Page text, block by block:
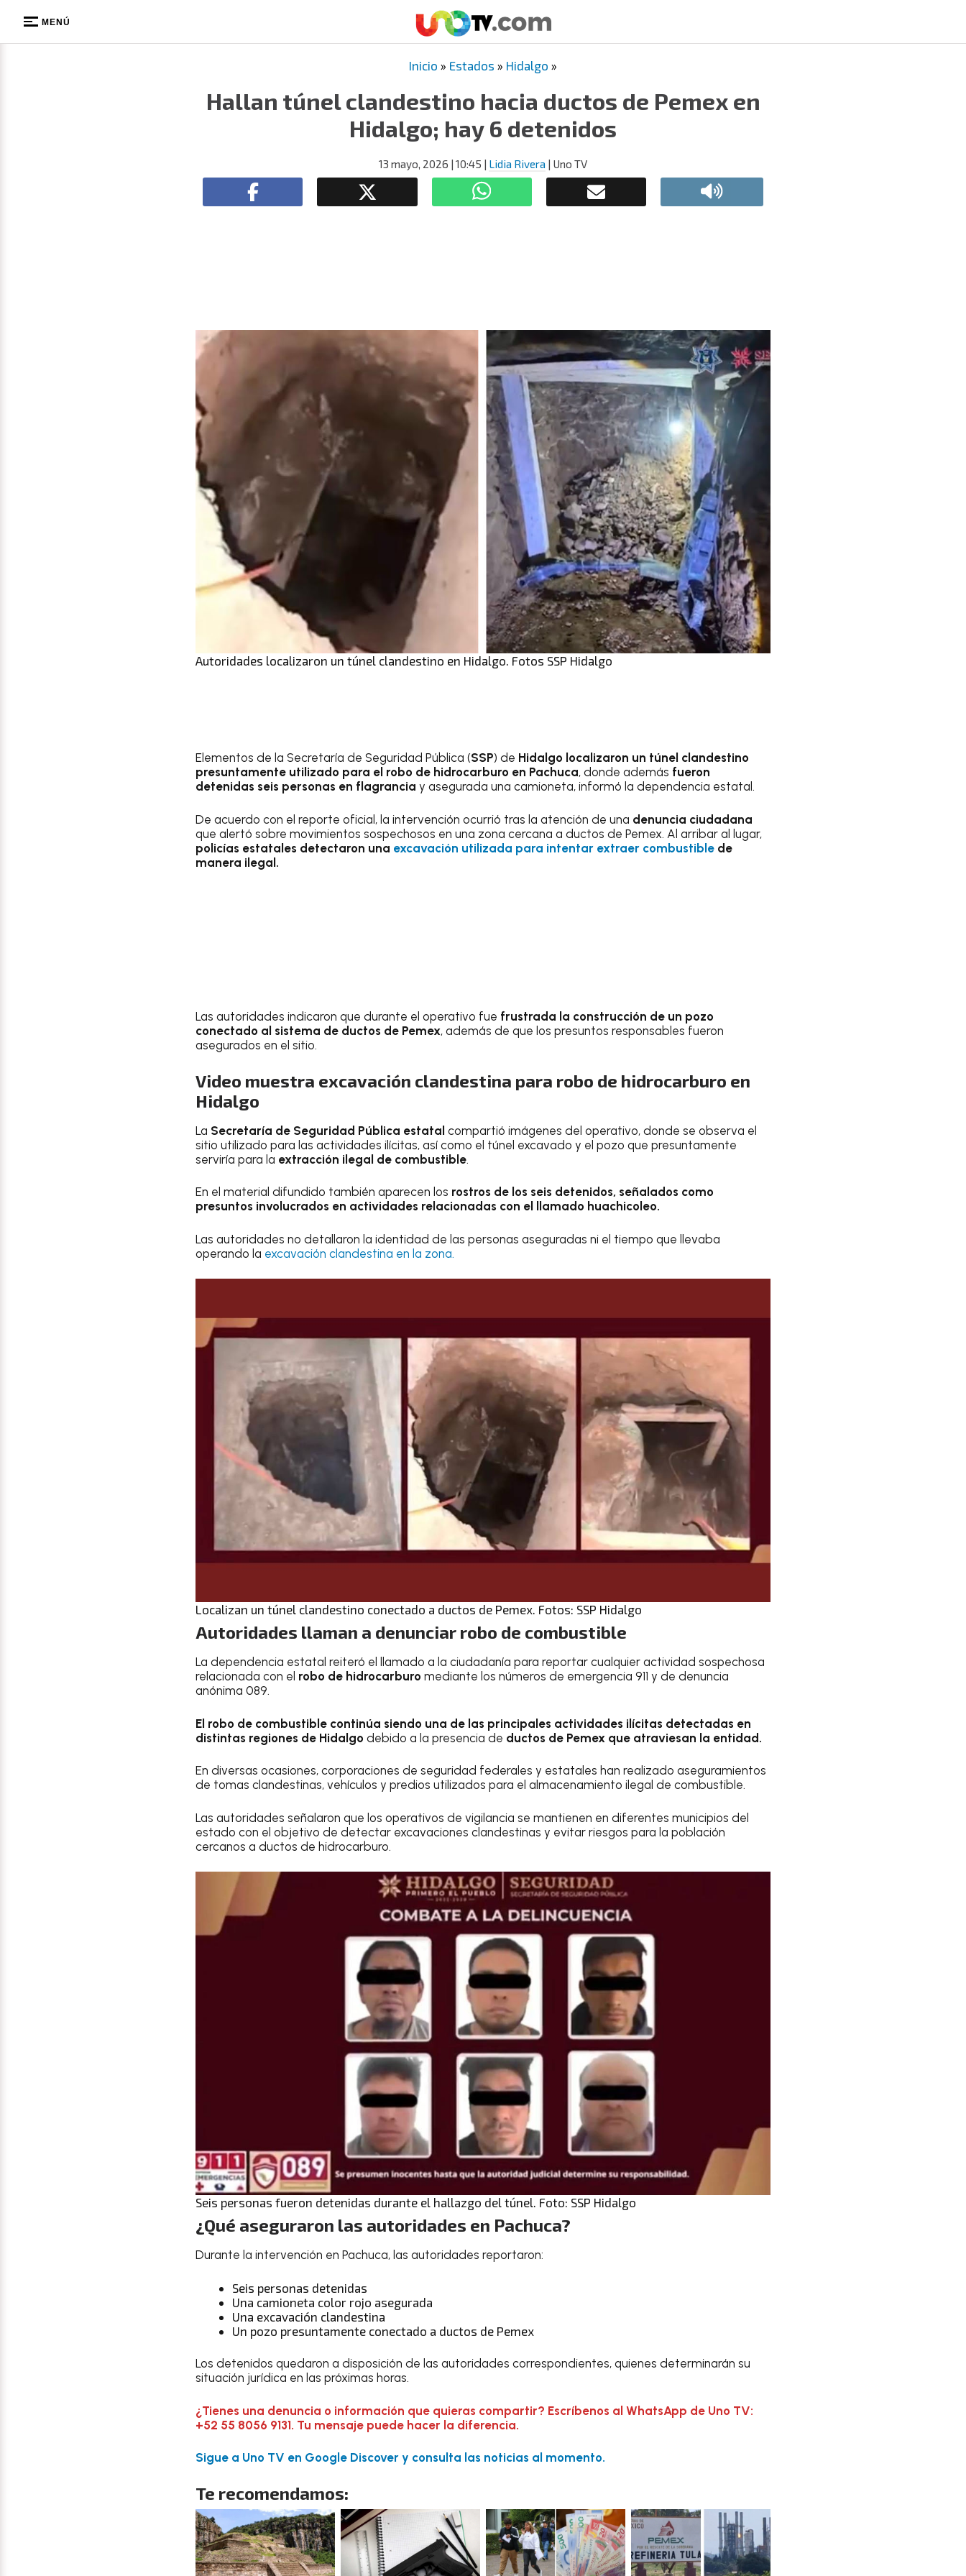
MENÚ
Inicio » Estados » Hidalgo »
Hallan túnel clandestino hacia ductos de Pemex en
Hidalgo; hay 6 detenidos
13 mayo, 2026 | 10:45 | Lidia Rivera | Uno TV
Autoridades localizaron un túnel clandestino en Hidalgo. Fotos SSP Hidalgo
Elementos de la Secretaría de Seguridad Pública (SSP) de Hidalgo localizaron un túnel clandestino
presuntamente utilizado para el robo de hidrocarburo en Pachuca, donde además fueron
detenidas seis personas en flagrancia y asegurada una camioneta, informó la dependencia estatal.
De acuerdo con el reporte oficial, la intervención ocurrió tras la atención de una denuncia ciudadana
que alertó sobre movimientos sospechosos en una zona cercana a ductos de Pemex. Al arribar al lugar,
policías estatales detectaron una excavación utilizada para intentar extraer combustible de
manera ilegal.
Las autoridades indicaron que durante el operativo fue frustrada la construcción de un pozo
conectado al sistema de ductos de Pemex, además de que los presuntos responsables fueron
asegurados en el sitio.
Video muestra excavación clandestina para robo de hidrocarburo en
Hidalgo
La Secretaría de Seguridad Pública estatal compartió imágenes del operativo, donde se observa el
sitio utilizado para las actividades ilícitas, así como el túnel excavado y el pozo que presuntamente
serviría para la extracción ilegal de combustible.
En el material difundido también aparecen los rostros de los seis detenidos, señalados como
presuntos involucrados en actividades relacionadas con el llamado huachicoleo.
Las autoridades no detallaron la identidad de las personas aseguradas ni el tiempo que llevaba
operando la excavación clandestina en la zona.
Localizan un túnel clandestino conectado a ductos de Pemex. Fotos: SSP Hidalgo
Autoridades llaman a denunciar robo de combustible
La dependencia estatal reiteró el llamado a la ciudadanía para reportar cualquier actividad sospechosa
relacionada con el robo de hidrocarburo mediante los números de emergencia 911 y de denuncia
anónima 089.
El robo de combustible continúa siendo una de las principales actividades ilícitas detectadas en
distintas regiones de Hidalgo debido a la presencia de ductos de Pemex que atraviesan la entidad.
En diversas ocasiones, corporaciones de seguridad federales y estatales han realizado aseguramientos
de tomas clandestinas, vehículos y predios utilizados para el almacenamiento ilegal de combustible.
Las autoridades señalaron que los operativos de vigilancia se mantienen en diferentes municipios del
estado con el objetivo de detectar excavaciones clandestinas y evitar riesgos para la población
cercanos a ductos de hidrocarburo.
Seis personas fueron detenidas durante el hallazgo del túnel. Foto: SSP Hidalgo
¿Qué aseguraron las autoridades en Pachuca?
Durante la intervención en Pachuca, las autoridades reportaron:
Seis personas detenidas
Una camioneta color rojo asegurada
Una excavación clandestina
Un pozo presuntamente conectado a ductos de Pemex
Los detenidos quedaron a disposición de las autoridades correspondientes, quienes determinarán su
situación jurídica en las próximas horas.
¿Tienes una denuncia o información que quieras compartir? Escríbenos al WhatsApp de Uno TV:
+52 55 8056 9131. Tu mensaje puede hacer la diferencia.
Sigue a Uno TV en Google Discover y consulta las noticias al momento.
Te recomendamos: